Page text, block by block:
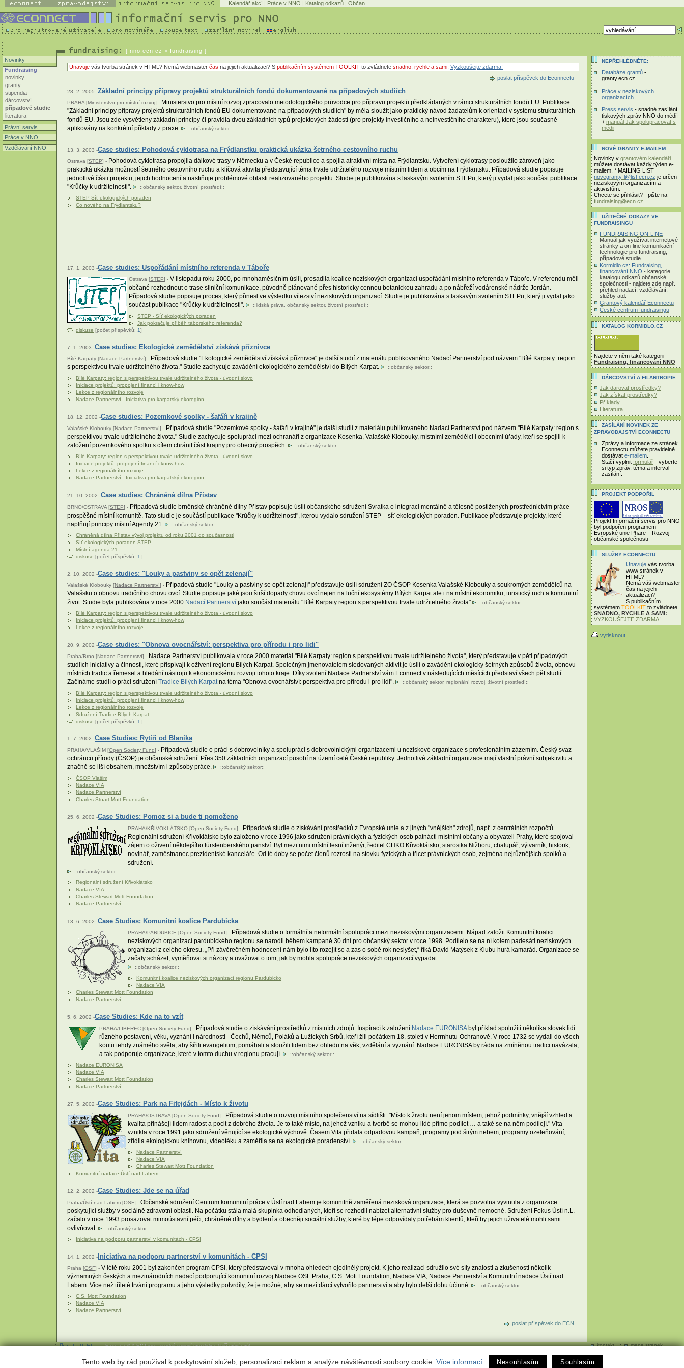
Tento web by rád používal k poskytování služeb, personalizaci reklam a analýze návštěvnosti soubory cookie. Více informací Nesouhlasím Souhlasím
Kalendář akcí | Práce v NNO | Katalog odkazů | Občan
[ nno.ecn.cz > fundraising ]
Novinky
Fundraising
novinky
granty
stipendia
dárcovství
případové studie
literatura
Právní servis
Práce v NNO
Vzdělávání NNO
Unavuje vás tvorba stránek v HTML? Nemá webmaster čas na jejich aktualizaci? S publikačním systémem TOOLKIT to zvládnete snadno, rychle a sami: Vyzkoušejte zdarma!
poslat příspěvek do Econnectu
28. 2. 2005 -Základní principy přípravy projektů strukturálních fondů dokumentované na případových studiích
PRAHA [Ministerstvo pro místní rozvoj] - Ministerstvo pro místní rozvoj zpracovalo metodologického průvodce pro přípravu projektů předkládaných v rámci strukturálních fondů EU. Publikace
"Základní principy přípravy projektů strukturálních fondů EU dokumentované na případových studiích" by měla sloužit jako praktický návod žadatelům k orientaci v systému strukturálních
fondů EU. Jsou zde vysvětleny základní principy či pravidla dvou základních typů projektových žádostí (pro projekty investičního a neinvestičního charakteru), které jsou současně
aplikovány na konkrétní příklady z praxe.
::občanský sektor::
13. 3. 2003 -Case studies: Pohodová cyklotrasa na Frýdlanstku praktická ukázka šetrného cestovního ruchu
Ostrava [STEP] - Pohodová cyklotrasa propojila dálkové trasy v Německu a v České republice a spojila atraktivní místa na Frýdlantsku. Vytvoření cyklotrasy posloužilo zároveň jako
praktická ukázka možností šetrného cestovního ruchu a klíčová akivita představující téma trvale udržitelého rozvoje místním lidem a obcím na Frýdlantsku. Případová studie popisuje
jednotlivé části projektu, jejich hodnocení a nastiňuje problémové oblasti realizovaného projektu. Studie je publikována s laskavým svolením STEPu, který ji vydal jako součást publikace
"Krůčky k udržitelnosti".
::občanský sektor, životní prostředí::
STEP Síť ekologických poraden
Co nového na Frýdlantsku?
17. 1. 2003 -Case studies: Uspořádání místního referenda v Táboře
Ostrava [STEP] - V listopadu roku 2000, po mnohaměsíčním úsilí, prosadila koalice neziskových organizací uspořádání místního referenda v Táboře. V referendu měli
občané rozhodnout o trase silniční komunikace, původně plánované přes historicky cennou botanickou zahradu a po nábřeží vodárenské nádrže Jordán.
Případová studie popisuje proces, který přinesl ve výsledku vítezství neziskových organizací. Studie je publikována s laskavým svolením STEPu, který ji vydal jako
součást publikace "Krůčky k udržitelnosti".
::lidská práva, občanský sektor, životní prostředí::
STEP - Síť ekologických poraden
Jak pokračuje příběh táborského referenda?
diskuse [počet příspěvků: 1]
7. 1. 2003 -Case studies: Ekologické zemědělství získává příznivce
Bílé Karpaty [Nadace Partnerství] - Případová studie "Ekologické zemědělství získává příznivce" je další studií z materiálu publikovaného Nadací Partnerství pod názvem "Bílé Karpaty: region
s perspektivou trvale udržitelného života." Studie zachycuje zavádění ekologického zemědělství do Bílých Karpat.
::občanský sektor::
Bílé Karpaty: region s perspektivou trvale udržitelného života - úvodní slovo
Iniciace projektů: propojení financí i know-how
Lekce z regionálního rozvoje
Nadace Partnerství - Iniciativa pro karpatský ekoregion
18. 12. 2002 -Case studies: Pozemkové spolky - šafáři v krajině
Valašské Klobouky [Nadace Partnerství] - Případová studie "Pozemkové spolky - šafáři v krajině" je další studií z materiálu publikovaného Nadací Partnerství pod názvem "Bílé Karpaty: region s
perspektivou trvale udržitelného života." Studie zachycuje spolupráci mezi ochranáři z organizace Kosenka, Valašské Klobouky, místními zemědělci i obecními úřady, kteří se spojili k
založení pozemkového spolku s cílem chránit část krajiny pro obecný prospěch.
::občanský sektor::
Bílé Karpaty: region s perspektivou trvale udržitelného života - úvodní slovo
Iniciace projektů: propojení financí i know-how
Lekce z regionálního rozvoje
Nadace Partnerství - Iniciativa pro karpatský ekoregion
21. 10. 2002 -Case studies: Chráněná dílna Přístav
BRNO/OSTRAVA [STEP] - Případová studie brněnské chráněné dílny Přístav popisuje úsilí občanského sdružení Svratka o integraci mentálně a tělesně postižených prostřednictvím práce
prospěšné místní komunitě. Tato studie je součástí publikace "Krůčky k udržitelnosti", kterou vydalo sdružení STEP – síť ekologických poraden. Publikace představuje projekty, které
naplňují principy místní Agendy 21.
::občanský sektor::
Chráněná dílna Přístav vývoj projektu od roku 2001 do současnosti
Síť ekologických poraden STEP
Místní agenda 21
diskuse [počet příspěvků: 1]
2. 10. 2002 -Case studies: "Louky a pastviny se opět zelenají"
Valašské Klobouky [Nadace Partnerství] - Případová studie "Louky a pastviny se opět zelenají" představuje úsilí sdružení ZO ČSOP Kosenka Valašské Klobouky a soukromých zemědělců na
Valašsku o obnovu tradičního chovu ovcí. Studie popisuje jaké jsou širší dopady chovu ovcí nejen na luční ekosystémy Bílých Karpat ale i na místní ekonomiku, turistický ruch a komunitní
život. Studie byla publikována v roce 2000 Nadací Partnerství jako součást materiálu "Bílé Karpaty:region s perspektivou trvale udržitelného života" ::občanský sektor::
Bílé Karpaty: region s perspektivou trvale udržitelného života - úvodní slovo
Iniciace projektů: propojení financí i know-how
Lekce z regionálního rozvoje
20. 9. 2002 -Case studies: "Obnova ovocnářství: perspektiva pro přírodu i pro lidi"
Praha/Brno [Nadace Partnerství] - Nadace Partnerství publikovala v roce 2000 materiál "Bílé Karpaty: region s perspektivou trvale udržitelného života", který představuje v pěti případových
studiích iniciativy a činnosti, které přispívají k oživení regionu Bílých Karpat. Společným jmenovatelem sledovaných aktivit je úsilí o zavádění ekologicky šetrných způsobů života, obnovu
místních tradic a řemesel a hledání nástrojů k ekonomickému rozvoji tohoto kraje. Díky svolení Nadace Partnerství vám Econnect v následujících měsících představí všech pět studií.
Začínáme studií o práci sdružení Tradice Bílých Karpat na téma "Obnova ovocnářství: perspektiva pro přírodu i pro lidi". ::občanský sektor, regionální rozvoj životní prostředí::
Bílé Karpaty: region s perspektivou trvale udržitelného života - úvodní slovo
Iniciace projektů: propojení financí i know-how
Lekce z regionálního rozvoje
Sdružení Tradice Bílých Karpat
diskuse [počet příspěvků: 1]
1. 7. 2002 -Case Studies: Rytíři od Blaníka
PRAHA/VLAŠIM [Open Society Fund] - Případová studie o práci s dobrovolníky a spolupráci s dobrovolnickými organizacemi u neziskové organizace s profesionálním zázemím. Český svaz
ochránců přírody (ČSOP) je občanské sdružení. Přes 350 základních organizací působí na území celé České republiky. Jednotlivé základní organizace mají vlastní právní subjektivitu a
značně se liší obsahem, množstvím i způsoby práce.
::občanský sektor::
ČSOP Vlašim
Nadace VIA
Nadace Partnerství
Charles Stuart Mott Foundation
25. 6. 2002 -Case Studies: Pomoz si a bude ti pomoženo
PRAHA/KŘIVOKLÁTSKO [Open Society Fund] - Případová studie o získávání prostředků z Evropské unie a z jiných "vnějších" zdrojů, např. z centrálních rozpočtů.
Regionální sdružení Křivoklátsko bylo založeno v roce 1996 jako sdružení právnických a fyzických osob patnácti místními občany a obyvateli Prahy, které spojoval
zájem o oživení někdejšího fürstenberského panství. Byl mezi nimi místní lesní inženýr, ředitel CHKO Křivoklátsko, starostka Nižboru, chalupář, výtvarník, historik,
novinář, zaměstnanec prezidentské kanceláře. Od té doby se počet členů rozrostl na stovku fyzických a třicet právnických osob, zejména nejrůznějších spolků a
sdružení.
::občanský sektor::
Regionální sdružení Křivoklátsko
Nadace VIA
Charles Stewart Mott Foundation
Nadace Partnerství
13. 6. 2002 -Case Studies: Komunitní koalice Pardubicka
PRAHA/PARDUBICE [Open Society Fund] - Případová studie o formální a neformální spolupráci mezi neziskovými organizacemi. Nápad založit Komunitní koalici
neziskových organizací pardubického regionu se narodil během kampaně 30 dní pro občanský sektor v roce 1998. Podílelo se na ní kolem padesáti neziskových
organizací z celého okresu. „Při závěrečném hodnocení nám bylo líto rozejít se a zas o sobě rok neslyšet,“ říká David Matýsek z Klubu hurá kamarád. Organizace se
začaly scházet, vyměňovat si názory a uvažovat o tom, jak by mohla spolupráce neziskových organizací vypadat.
::občanský sektor::
Komunitní koalice neziskových organizací regionu Pardubicko
Nadace VIA
Charles Stewart Mott Foundation
Nadace Partnerství
5. 6. 2002 -Case Studies: Kde na to vzít
PRAHA/LIBEREC [Open Society Fund] - Případová studie o získávání prostředků z místních zdrojů. Inspirací k založení Nadace EURONISAbyl příklad spolužití několika stovek lidí
různého postavení, věku, vyznání i národnosti - Čechů, Němců, Poláků a Lužických Srbů, kteří žili počátkem 18. století v Herrnhutu-Ochranově. V roce 1732 se vydali do všech
koutů tehdy známého světa, aby šířili evangelium, pomáhali a sloužili lidem bez ohledu na věk, vzdělání a vyznání. Nadace EURONISA by ráda na zmíněnou tradici navázala,
a tak podporuje organizace, které v tomto duchu v regionu pracují.
::občanský sektor::
Nadace EURONISA
Nadace VIA
Charles Stewart Mott Foundation
Nadace Partnerství
27. 5. 2002 -Case Studies: Park na Fifejdách - Místo k životu
PRAHA/OSTRAVA [Open Society Fund] - Případová studie o rozvoji místního společenství na sídlišti. "Místo k životu není jenom místem, jehož podmínky, vnější vzhled a
kvalita přinášejí lidem radost a pocit z dobrého života. Je to také místo, na jehož vzniku a tvorbě se mohou lidé přímo podílet … a také se na něm podílejí." Vita
vznikla v roce 1991 jako sdružení věnující se ekologické výchově. Časem Vita přidala odpadovou kampaň, programy pod širým nebem, programy ozeleňování,
zřídila ekologickou knihovnu, videotéku a zaměřila se na ekologické poradenství.
::občanský sektor::
Nadace Partnerství
Nadace VIA
Charles Stewart Mott Foundation
Komunitní nadace Ústí nad Labem
12. 2. 2002 -Case Studies: Jde se na úřad
Praha/Ústí nad Labem [OSF] - Občanské sdružení Centrum komunitní práce v Ústí nad Labem je komunitně zaměřená nezisková organizace, která se pozvolna vyvinula z organizace
poskytující služby v sociálně zdravotní oblasti. Na počátku stála malá skupinka odhodlaných, kteří se rozhodli nabízet alternativní služby pro duševně nemocné. Sdružení Fokus Ústí n.L.
začalo v roce 1993 prosazovat mimoústavní péči, chráněné dílny a bydlení a obecněji sociální služby, které by lépe odpovídaly potřebám klientů, kteří by jejich uživatelé mohli sami
ovlivňovat.
::občanský sektor::
Iniciativa na podporu partnerství v komunitách - CPSI
14. 1. 2002 - Iniciativa na podporu partnerství v komunitách - CPSI
Praha [OSF] - V létě roku 2001 byl zakončen program CPSI, který představoval v mnoha ohledech ojedinělý projekt. K jeho realizaci sdružilo své síly znalosti a zkušenosti několik
významných českých a mezinárodních nadací podporující komunitní rozvoj:Nadace OSF Praha, C.S. Mott Foundation, Nadace VIA, Nadace Partnerství a Komunitní nadace Ústí nad
Labem. Více než tříleté trvání programu a jeho výsledky potvrdily, že je možné, aby se mezi dárci vytvořilo partnerství a aby bylo delší dobu účinné.
::občanský sektor::
C.S. Mott Foundation
Nadace VIA
Nadace Partnerství
poslat příspěvek do ECN
NEPŘEHLÉDNĚTE:
Databáze grantů -
granty.ecn.cz
Práce v neziskových
organizacích
Press servis - snadné zasílání
tiskových zpráv NNO do médií
+ manuál Jak spolupracovat s
médii
NOVÉ GRANTY E-MAILEM
Novinky v grantovém kalendáři
můžete dostávat každý týden e-
mailem. * MAILING LIST
novegranty-l@list.ecn.cz je určen
neziskovým organizacím a
aktivistům.
Chcete se přihlásit? - pište na
fundraising@ecn.cz
UŽITEČNÉ ODKAZY VE
FUNDRAISINGU
FUNDRAISING ON-LINE -
Manuál jak využívat internetové
stránky a on-line komunikační
technologie pro fundraising,
případové studie
Kormidlo.cz: Fundraising,
financování NNO - kategorie
katalogu odkazů občanské
společnosti - najdete zde např.
přehled nadací, vzdělávání,
služby atd.
Grantový kalendář Econnectu
České centrum fundraisingu
KATALOG KORMIDLO.CZ
Najdete v něm také kategorii
Fundraising, financování NNO
DÁRCOVSTVÍ A FILANTROPIE
Jak darovat prostředky?
Jak získat prostředky?
Příklady
Literatura
ZASÍLÁNÍ NOVINEK ZE
ZPRAVODAJSTVÍ ECONNECTU
Zprávy a informace ze stránek
Econnectu můžete pravidelně
dostávat e-mailem
Stačí vyplnit formulář - vyberte
si typ zpráv, téma a interval
zasílání.
PROJEKT PODPOŘIL
Projekt Informační servis pro NNO
byl podpořen programem
Evropské unie Phare – Rozvoj
občanské společnosti
SLUŽBY ECONNECTU
Unavuje vás tvorba
www stránek v
HTML?
Nemá váš webmaster
čas na jejich
aktualizaci?
S publikačním
systémem TOOLKIT to zvládnete
SNADNO, RYCHLE A SAMI:
VYZKOUŠEJTE ZDARMA!
vytisknout
kontakt mapa stránek
Easy CONNECTion- snadné spojení mezi lidmi, kteří mění svět
Econnect,o.s.; Českomalínská 23; 160 00 Praha 6; tel: 224 311 780;econnect@ecn.cz